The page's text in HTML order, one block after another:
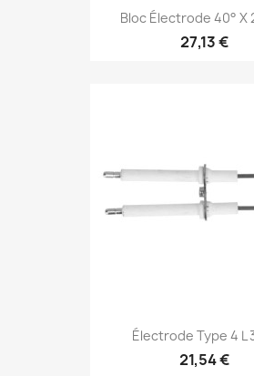
Bloc Électrode 40° X
27,13 €
Électrode Type 4 L
21,54 €